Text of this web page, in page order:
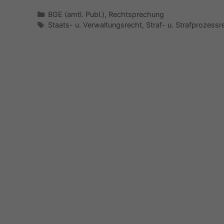
Kategorien
BGE (amtl. Publ.), Rechtsprechung
Schlagwörter
Staats- u. Verwaltungsrecht, Straf- u.